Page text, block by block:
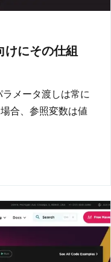
にその仕組
メータ渡しは常に
合、参照変数は値